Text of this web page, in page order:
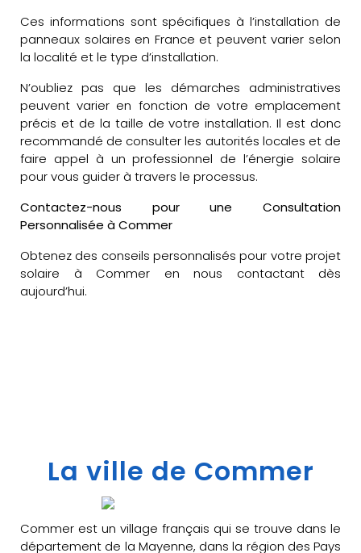
Ces informations sont spécifiques à l’installation de
panneaux solaires en France et peuvent varier selon
la localité et le type d’installation.
N’oubliez pas que les démarches administratives
peuvent varier en fonction de votre emplacement
précis et de la taille de votre installation. Il est donc
recommandé de consulter les autorités locales et de
faire appel à un professionnel de l’énergie solaire
pour vous guider à travers le processus.
Contactez-nous pour une Consultation
Personnalisée à Commer
Obtenez des conseils personnalisés pour votre projet
solaire à Commer en nous contactant dès
aujourd’hui.
La ville de Commer
Commer est un village français qui se trouve dans le
département de la Mayenne, dans la région des Pays